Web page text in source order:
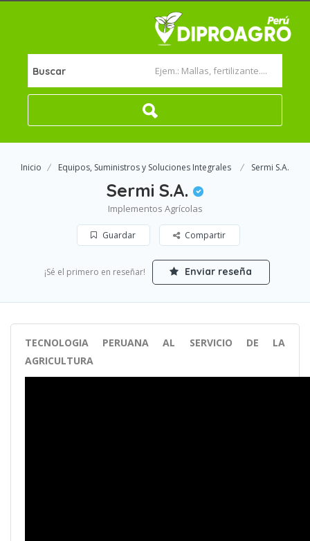
Buscar
Inicio Equipos, Suministros y Soluciones Integrales Sermi S.A.
Sermi S.A.
Implementos Agrícolas
Guardar Compartir
¡Sé el primero en reseñar! Enviar reseña
TECNOLOGIA PERUANA AL SERVICIO DE LA
AGRICULTURA